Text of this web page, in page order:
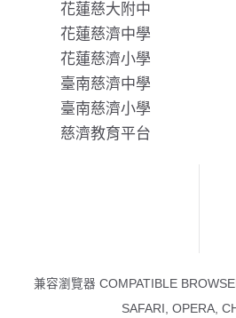
花蓮慈大附中
花蓮慈濟中學
花蓮慈濟小學
臺南慈濟中學
臺南慈濟小學
慈濟教育平台
兼容瀏覽器 COMPATIBLE
SAFARI, OPERA,